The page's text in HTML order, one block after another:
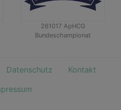
261017 ApHCG
Bundeschampionat
Datenschutz
Kontakt